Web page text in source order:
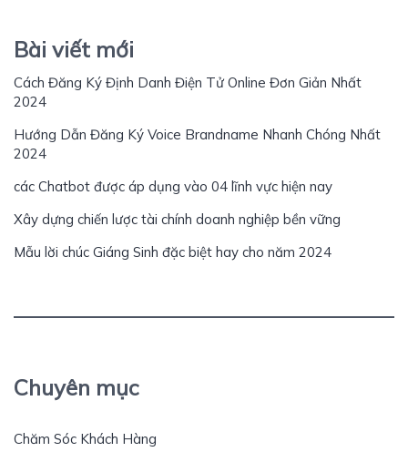
Bài viết mới
Cách Đăng Ký Định Danh Điện Tử Online Đơn Giản Nhất
2024
Hướng Dẫn Đăng Ký Voice Brandname Nhanh Chóng Nhất
2024
các Chatbot được áp dụng vào 04 lĩnh vực hiện nay
Xây dựng chiến lược tài chính doanh nghiệp bền vững
Mẫu lời chúc Giáng Sinh đặc biệt hay cho năm 2024
Chuyên mục
Chăm Sóc Khách Hàng